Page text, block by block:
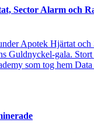
Sector Alarm och
Apotek Hjärtat och
Guldnyckel-gala.
som tog hem